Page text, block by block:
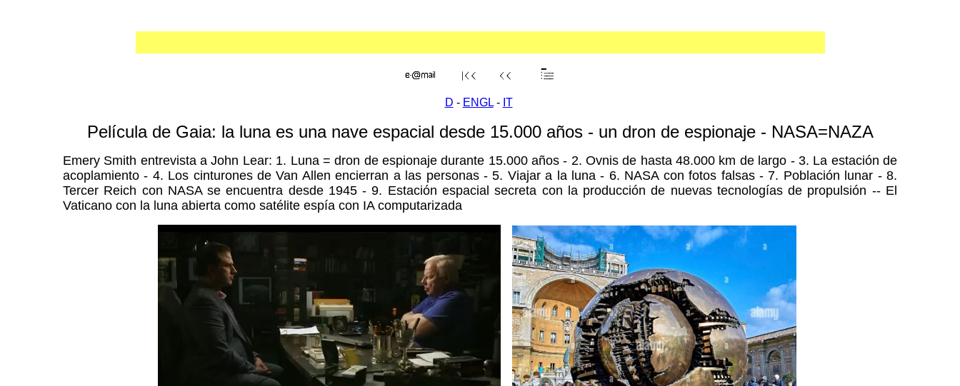
D - ENGL- IT
Película de Gaia: la luna es una nave espacial desde 15.000 años - un dron de espionaje - NASA=NAZA
Emery Smith entrevista a John Lear: 1. Luna = dron de espionaje durante 15.000 años - 2. Ovnis de hasta 48.000 km de largo - 3. La estación de
acoplamiento - 4. Los cinturones de Van Allen encierran a las personas - 5. Viajar a la luna - 6. NASA con fotos falsas - 7. Población lunar - 8.
Tercer Reich con NASA se encuentra desde 1945 - 9. Estación espacial secreta con la producción de nuevas tecnologías de propulsión -- El
Vaticano con la luna abierta como satélite espía con IA computarizada